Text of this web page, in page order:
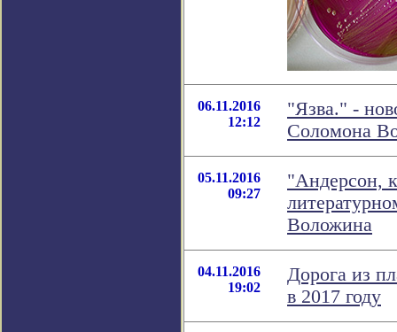
06.11.2016
12:12
"Язва." -
Соломона
05.11.2016
09:27
"Андерсон,
Воложина
04.11.2016
19:02
Дорога из
в 2017 году